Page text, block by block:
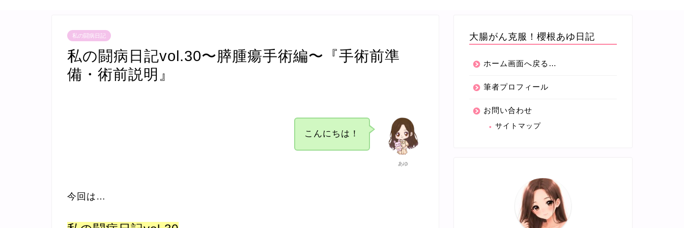
私の闘病日記
私の闘病日記vol.30〜膵腫瘍手術編〜『手術前準
備・術前説明』
あゆ
こんにちは！
今回は…
大腸がん克服！櫻根あゆ日記
ホーム画面へ戻る…
筆者プロフィール
お問い合わせ
サイトマップ